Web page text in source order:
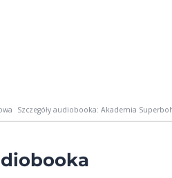
Szczegóły audiobooka: Akademia